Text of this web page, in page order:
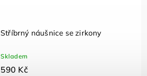
Stříbrné náušnice čtverečky se
Skladem
890 Kč